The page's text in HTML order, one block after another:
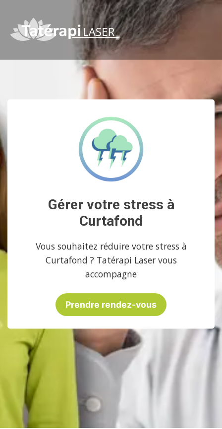
Gérer votre stress à
Curtafond
Vous souhaitez réduire votre stress à
Curtafond ? Tatérapi Laser vous
accompagne
Prendre rendez-vous